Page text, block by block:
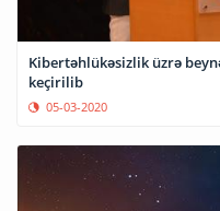
Kibertəhlükəsizlik üzrə
keçirilib
05-03-2020